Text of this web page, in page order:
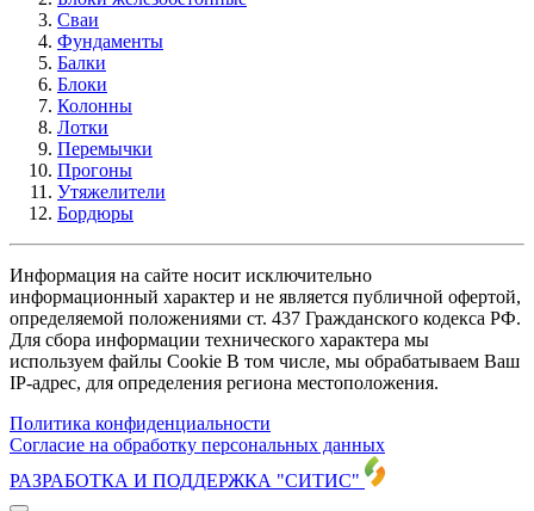
Сваи
Фундаменты
Балки
Блоки
Колонны
Лотки
Перемычки
Прогоны
Утяжелители
Бордюры
Информация на сайте носит исключительно
информационный характер и не является публичной офертой,
определяемой положениями ст. 437 Гражданского кодекса РФ.
Для сбора информации технического характера мы
используем файлы Cookie В том числе, мы обрабатываем Ваш
IP-адрес, для определения региона местоположения.
Политика конфиденциальности
Согласие на обработку персональных данных
РАЗРАБОТКА И ПОДДЕРЖКА "СИТИС"